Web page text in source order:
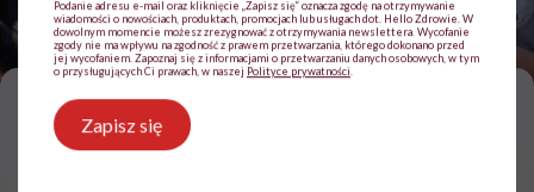
fot. Getty Images, KanaiPixel
G dy bardzo młoda dziewczyna wiąże się
z dużo starszym mężczyzną, rodzice
Podanie adresu e-mail oraz kliknięcie „Zapisz się” oznacza zgodę na otrzymywanie
wiadomości o nowościach, produktach, promocjach lub usługach dot. Hello Zdrowie. W
dowolnym momencie możesz zrezygnować z otrzymywania newslettera. Wycofanie
zgody nie ma wpływu na zgodność z prawem przetwarzania, którego dokonano przed
jej wycofaniem. Zapoznaj się z informacjami o przetwarzaniu danych osobowych, w tym
o przysługujących Ci prawach, w naszej Polityce prywatności
Zapisz się